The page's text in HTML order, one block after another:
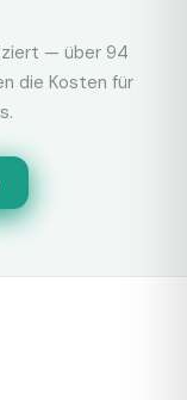
— über 94
die Kosten für